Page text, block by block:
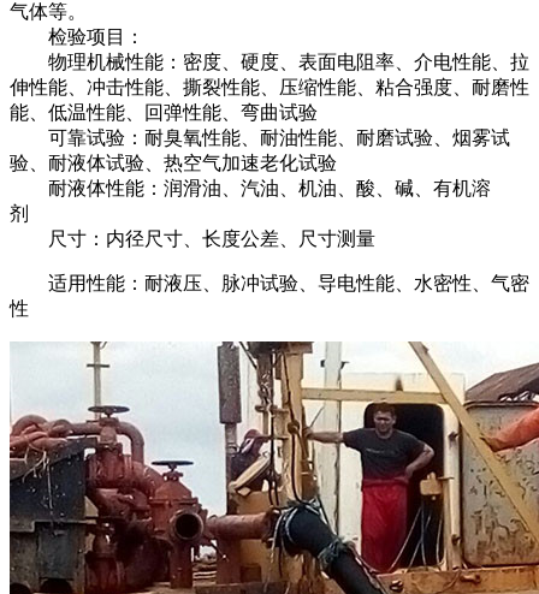
气体等。
检验项目：
物理机械性能：密度、硬度、表面电阻率、介电性能、拉
伸性能、冲击性能、撕裂性能、压缩性能、粘合强度、耐磨性
能、低温性能、回弹性能、弯曲试验
可靠试验：耐臭氧性能、耐油性能、耐磨试验、烟雾试
验、耐液体试验、热空气加速老化试验
耐液体性能：润滑油、汽油、机油、酸、碱、有机溶
剂
尺寸：内径尺寸、长度公差、尺寸测量
适用性能：耐液压、脉冲试验、导电性能、水密性、气密
性